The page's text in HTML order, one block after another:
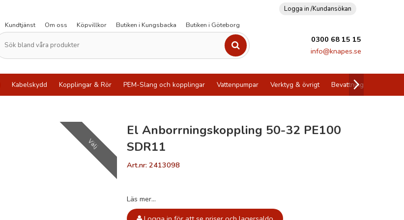
Logga in /Kundansökan
Kundtjänst
Om oss Köpvillkor Butiken i Kungsbacka Butiken i Göteborg
0300 68 15 15
info@knapes.se
Kabelskydd Kopplingar & Rör PEM-Slang och kopplingar Vattenpumpar Verktyg & övrigt Bevattning
Välj
El Anborrningskoppling 50-32 PE100
SDR11
Art.nr: 2413098
Läs mer...